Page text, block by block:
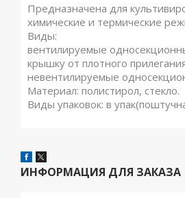
Предназначена для
химические и термические
Виды:
вентилируемые
крышку от плотного
невентилируемые
Материал: полистирол, стекло.
Виды упаковок: в
ИНФОРМАЦИЯ ДЛЯ ЗАКАЗА